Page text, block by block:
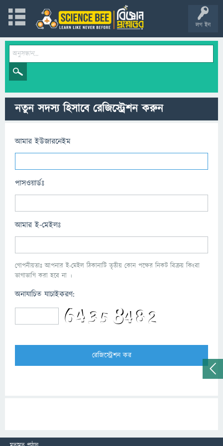
লগ ইন
নতুন সদস্য হিসাবে রেজিস্ট্রেশন করুন
আমার ইউজারনেইম
পাসওয়ার্ডঃ
আমার ই-মেইলঃ
গোপনীয়তাঃ আপনার ই-মেইল ঠিকানাটি তৃতীয় কোন পক্ষের নিকট বিক্রয় কিংবা
ভাগাভাগি করা হবে না ।
অনাযাচিত যাচাইকরণ: